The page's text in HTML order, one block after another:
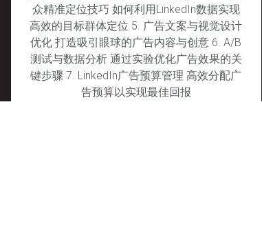
众精准定位技巧 如何利用LinkedIn数据实现
高效的目标群体定位 5. 广告文案与视觉设计
优化 打造吸引眼球的广告内容与创意 6. A/B
测试与数据分析 通过实验优化广告效果的关
键步骤 7. LinkedIn广告预算管理 高效分配广
告预算以实现最佳回报